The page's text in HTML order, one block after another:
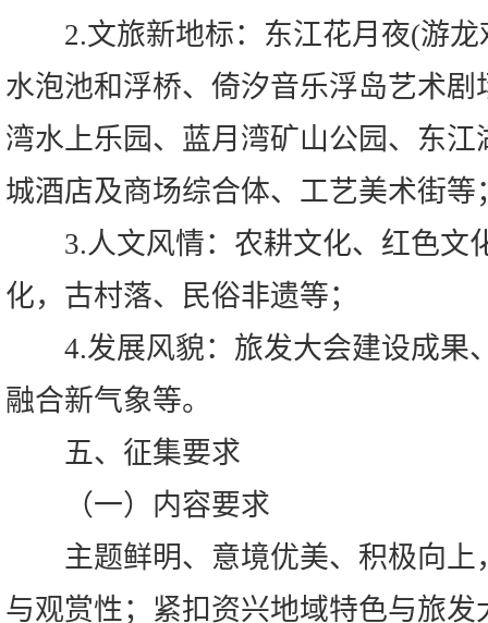
2.文旅新地标：东江花月夜(游龙
水泡池和浮桥、倚汐音乐浮岛艺术
湾水上乐园、蓝月湾矿山公园、东
城酒店及商场综合体、工艺美术街等
3.人文风情：农耕文化、红色文
化，古村落、民俗非遗等；
4.发展风貌：旅发大会建设成果
融合新气象等。
五、征集要求
（一）内容要求
主题鲜明、意境优美、积极向上
与观赏性；紧扣资兴地域特色与旅